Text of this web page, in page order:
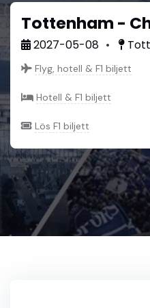
Tottenham -
2027-05-08
Flyg, hotell & F1 biljett
Hotell & F1 biljett
Lös F1 biljett